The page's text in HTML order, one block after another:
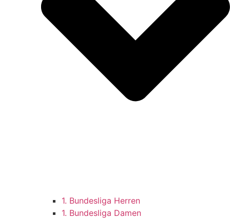
1. Bundesliga Herren
1. Bundesliga Damen